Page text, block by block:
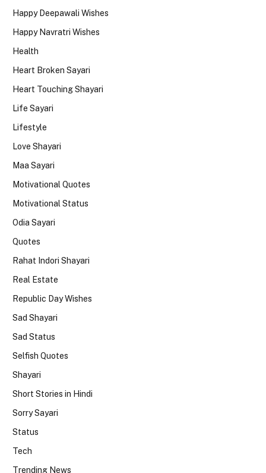
Happy Deepawali Wishes
Happy Navratri Wishes
Health
Heart Broken Sayari
Heart Touching Shayari
Life Sayari
Lifestyle
Love Shayari
Maa Sayari
Motivational Quotes
Motivational Status
Odia Sayari
Quotes
Rahat Indori Shayari
Real Estate
Republic Day Wishes
Sad Shayari
Sad Status
Selfish Quotes
Shayari
Short Stories in Hindi
Sorry Sayari
Status
Tech
Trending News